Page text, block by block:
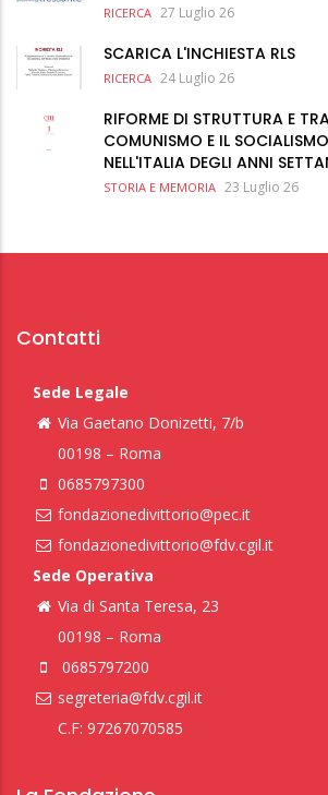
RICERCA 27 Luglio 26
SCARICA L'INCHIESTA RLS
RICERCA 24 Luglio 26
RIFORME DI STRUTTURA E
COMUNISMO E IL
NELL'ITALIA DEGLI ANNI
STORIA E MEMORIA 23 Luglio 26
Contatti
Sede Legale
Via Gaetano Donizetti, 7/b
00198 – Roma
0685797300
fondazionedivittorio@pec.it
fondazionedivittorio@fdv.cgil.it
Sede Operativa
Via di Santa Teresa, 23
00198 – Roma
0685797200
segreteria@fdv.cgil.it
C.F: 97267070585